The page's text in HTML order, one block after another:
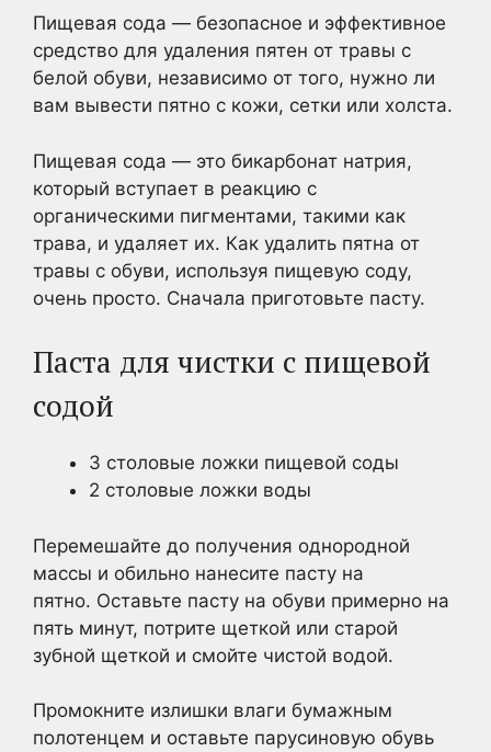
Пищевая сода — безопасное и эффективное
средство для удаления пятен от травы с
белой обуви, независимо от того, нужно ли
вам вывести пятно с кожи, сетки или холста.
Пищевая сода — это бикарбонат натрия,
который вступает в реакцию с
органическими пигментами, такими как
трава, и удаляет их. Как удалить пятна от
травы с обуви, используя пищевую соду,
очень просто. Сначала приготовьте пасту.
Паста для чистки с пищевой
содой
3 столовые ложки пищевой соды
2 столовые ложки воды
Перемешайте до получения однородной
массы и обильно нанесите пасту на
пятно. Оставьте пасту на обуви примерно на
пять минут, потрите щеткой или старой
зубной щеткой и смойте чистой водой.
Промокните излишки влаги бумажным
полотенцем и оставьте парусиновую обувь